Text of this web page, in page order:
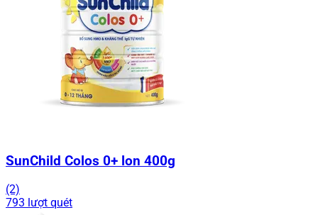
SunChild Colos 0+ lon 400g
(2)
793 lượt quét